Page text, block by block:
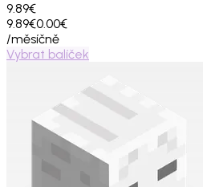
9.89€
9.89€0.00€
/měsíčně
Vybrat balíček